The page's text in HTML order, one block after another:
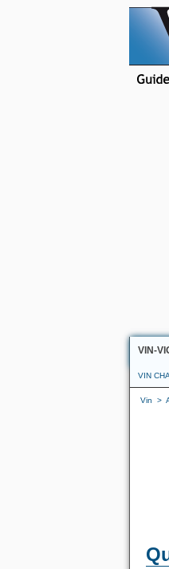
VIN-
VIN
Vin >